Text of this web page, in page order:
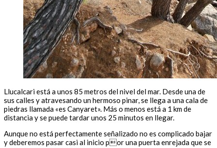
Llucalcari está a unos 85 metros del nivel del mar. Desde una de
sus calles y atravesando un hermoso pinar, se llega a una cala de
piedras llamada «es Canyaret». Más o menos está a 1 km de
distancia y se puede tardar unos 25 minutos en llegar.
Aunque no está perfectamente señalizado no es complicado bajar
y deberemos pasar casi al inicio por una puerta enrejada que se